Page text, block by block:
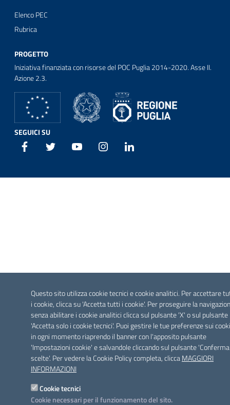
Questo sito utilizza cookie tecnici e cookie analitici. Per accettare
i cookie, clicca su 'Accetta tutti i cookie'. Per proseguire la
senza abilitare i cookie analitici clicca sul pulsante 'X' o sul pulsante
'Accetta solo i cookie tecnici'. Puoi gestire le tue preferenze sui
in ogni momento riaprendo il banner con l'apposito pulsante
'Impostazioni cookie' e salvandole cliccando sul pulsante
scelte'. Per vedere la Cookie Policy completa, cliccaMAGGIORI
INFORMAZIONI
Cookie tecnici
Cookie necessari per il funzionamento del sito.
Elenco PEC
Rubrica
PROGETTO
Iniziativa finanziata con risorse del POC Puglia 2014-2020. Asse II.
Azione 2.3.
SEGUICI SU
Facebook Twitter Youtube Instagram